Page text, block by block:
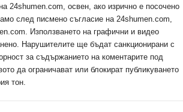
24shumen.com, освен, ако изрично е посочено
след писмено съгласие на 24shumen.com,
Използването на графични и видео
Нарушителите ще бъдат санкционирани с
за съдържанието на коментарите под
да ограничават или блокират публикуването
тон.